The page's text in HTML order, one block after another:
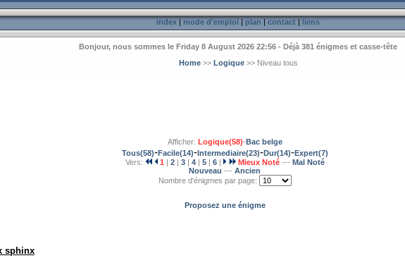
index|mode d'emploi|plan|contact|liens
Bonjour, nous sommes le Friday 8 August 2026 22:56 - Déjà 381 énigmes et casse-tête
Home>> Logique>> Niveau tous
Afficher: Logique(58)-Bac belge
Tous(58)-Facile(14)-Intermediaire(23)-Dur(14)-Expert(7)
Vers:
1 | 2| 3| 4| 5| 6| Mieux Noté--- Mal Noté
Nouveau --- Ancien
Nombre d'énigmes par page:
Proposez une énigme
sphinx